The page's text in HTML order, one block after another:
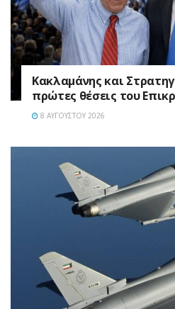
Κακλαμάνης και
πρώτες θέσεις του
8 ΑΥΓΟΎΣΤΟΥ 2026